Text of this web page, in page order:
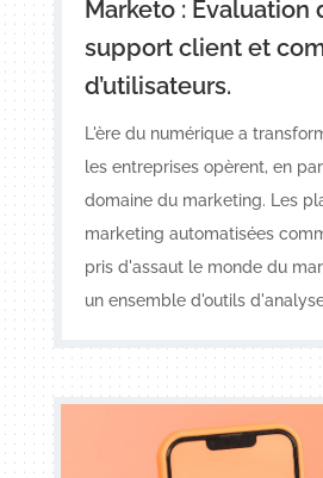
Marketo : Évaluation
support client et
d’utilisateurs.
L'ère du numérique a
les entreprises opèrent, en
domaine du marketing. Les
marketing automatisées
pris d'assaut le monde du
un ensemble d'outils